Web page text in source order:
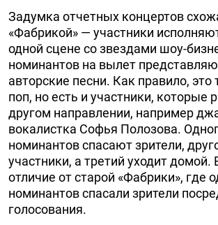
Задумка отчетных концертов
«Фабрикой» — участники
одной сцене со звездами шоу-
номинантов на вылет
авторские песни. Как правило, это
поп, но есть и участники, которые
другом направлении, например
вокалистка Софья Полозова.
номинантов спасают зрители,
участники, а третий уходит домой.
отличие от старой «Фабрики», где
номинантов спасали зрители
голосования.